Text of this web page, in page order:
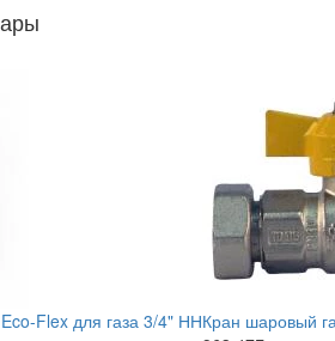
Eco-Flex для газа 3/4" ННКран шаровый